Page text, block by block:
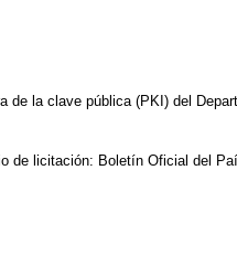
de la clave pública (PKI) del
de licitación: Boletín Oficial del